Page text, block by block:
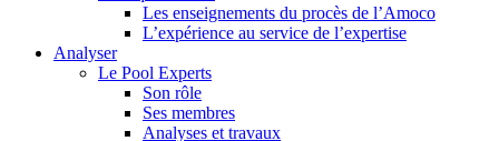
Les enseignements du procès de l’Amoco
L’expérience au service de l’expertise
Analyser
Le Pool Experts
Son rôle
Ses membres
Analyses et travaux